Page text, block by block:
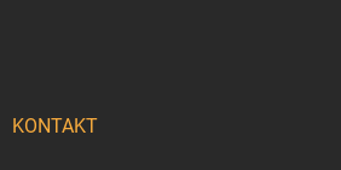
KONTAKT